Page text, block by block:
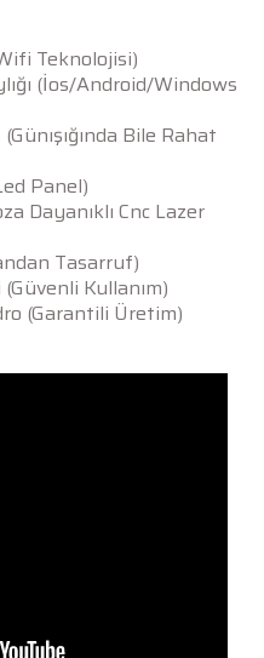
Teknolojisi)
(İos/Android/Windows
Bile Rahat
Panel)
Dayanıklı Cnc Lazer
Tasarruf)
Kullanım)
(Garantili Üretim)